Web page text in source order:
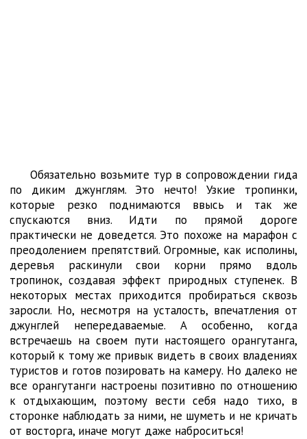
Обязательно возьмите тур в сопровождении гида
по диким джунглям. Это нечто! Узкие тропинки,
которые резко поднимаются ввысь и так же
спускаются вниз. Идти по прямой дороге
практически не доведется. Это похоже на марафон с
преодолением препятствий. Огромные, как исполины,
деревья раскинули свои корни прямо вдоль
тропинок, создавая эффект природных ступенек. В
некоторых местах приходится пробираться сквозь
заросли. Но, несмотря на усталость, впечатления от
джунглей непередаваемые. А особенно, когда
встречаешь на своем пути настоящего орангутанга,
который к тому же привык видеть в своих владениях
туристов и готов позировать на камеру. Но далеко не
все орангутанги настроены позитивно по отношению
к отдыхающим, поэтому вести себя надо тихо, в
сторонке наблюдать за ними, не шуметь и не кричать
от восторга, иначе могут даже наброситься!